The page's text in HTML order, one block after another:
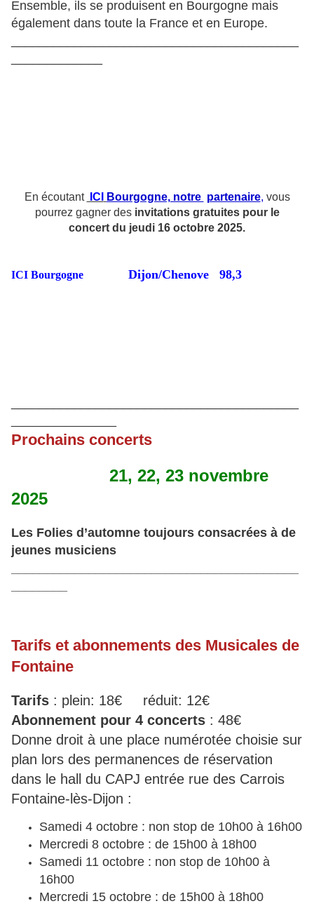
Ensemble, ils se produisent en Bourgogne mais
également dans toute la France et en Europe.
En écoutant ICI Bourgogne, notre partenaire, vous
pourrez gagner des invitations gratuites pour le
concert du jeudi 16 octobre 2025.
ICI Bourgogne Dijon/Chenove 98,3
Prochains concerts
21, 22, 23 novembre
2025
Les Folies d’automne toujours consacrées à de
jeunes musiciens
Tarifs et abonnements des Musicales de
Fontaine
Tarifs : plein: 18€ réduit: 12€
Abonnement pour 4 concerts : 48€
Donne droit à une place numérotée choisie sur
plan lors des permanences de réservation
dans le hall du CAPJ entrée rue des Carrois
Fontaine-lès-Dijon :
Samedi 4 octobre : non stop de 10h00 à 16h00
Mercredi 8 octobre : de 15h00 à 18h00
Samedi 11 octobre : non stop de 10h00 à
16h00
Mercredi 15 octobre : de 15h00 à 18h00